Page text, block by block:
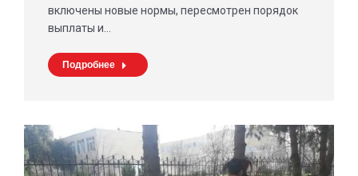
включены новые нормы, пересмотрен порядок
выплаты и…
Подробнее